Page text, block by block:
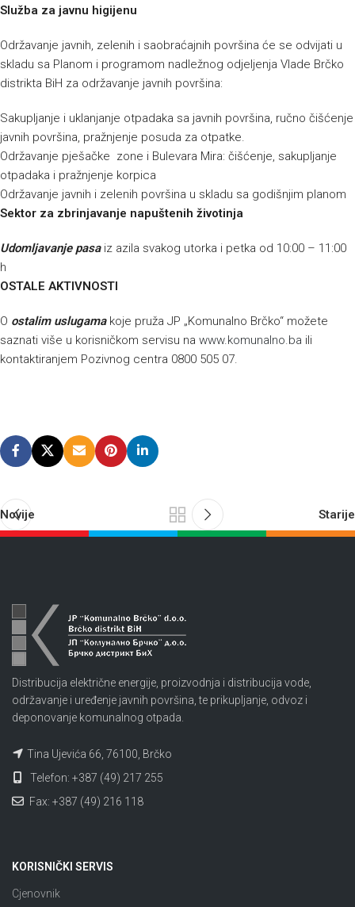
Služba za javnu higijenu
Održavanje javnih, zelenih i saobraćajnih površina će se odvijati u
skladu sa Planom i programom nadležnog odjeljenja Vlade Brčko
distrikta BiH za održavanje javnih površina:
Sakupljanje i uklanjanje otpadaka sa javnih površina, ručno čišćenje
javnih površina, pražnjenje posuda za otpatke.
Održavanje pješačke zone i Bulevara Mira: čišćenje, sakupljanje
otpadaka i pražnjenje korpica
Održavanje javnih i zelenih površina u skladu sa godišnjim planom
Sektor za zbrinjavanje napuštenih životinja
Udomljavanje pasaiz azila svakog utorka i petka od 10:00 – 11:00
h
OSTALE AKTIVNOSTI
O ostalim uslugamakoje pruža JP „Komunalno Brčko“ možete
saznati više u korisničkom servisu na www.komunalno.ba ili
kontaktiranjem Pozivnog centra 0800 505 07.
Novije Starije
Distribucija električne energije, proizvodnja i distribucija vode,
održavanje i uređenje javnih površina, te prikupljanje, odvoz i
deponovanje komunalnog otpada.
Tina Ujevića 66, 76100, Brčko
Telefon: +387 (49) 217 255
Fax: +387 (49) 216 118
KORISNIČKI SERVIS
Cjenovnik